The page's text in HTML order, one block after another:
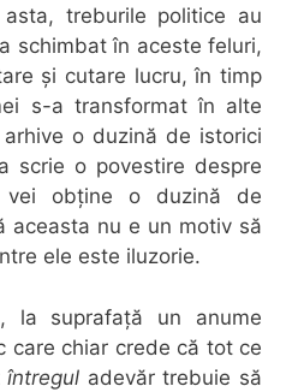
treburile politice au
schimbat în aceste feluri,
și cutare lucru, în timp
s-a transformat în alte
o duzină de istorici
scrie o povestire despre
vei obține o duzină de
aceasta nu e un motiv să
ele este iluzorie.
la suprafață un anume
care chiar crede că tot ce
întregul adevăr trebuie să